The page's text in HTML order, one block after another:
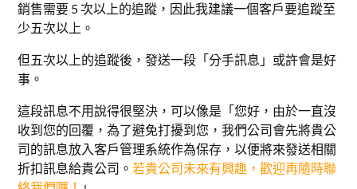
銷售需要 5 次以上的追蹤，因此我建議一個客戶要追蹤至
少五次以上。
但五次以上的追蹤後，發送一段「分手訊息」或許會是好
事。
這段訊息不用說得很堅決，可以像是「您好，由於一直沒
收到您的回覆，為了避免打擾到您，我們公司會先將貴公
司的訊息放入客戶管理系統作為保存，以便將來發送相關
折扣訊息給貴公司。若貴公司未來有興趣，歡迎再隨時聯